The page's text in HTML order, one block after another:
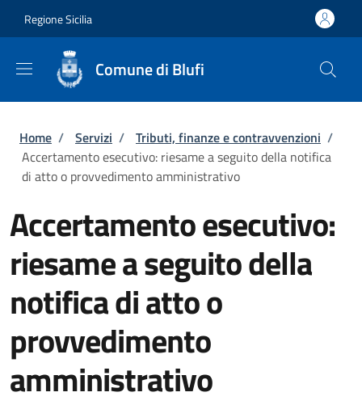
Regione Sicilia
Comune di Blufi
Briciole di pane
Home / Servizi / Tributi, finanze e contravvenzioni /
Accertamento esecutivo: riesame a seguito della notifica
di atto o provvedimento amministrativo
Accertamento esecutivo:
riesame a seguito della
notifica di atto o
provvedimento
amministrativo